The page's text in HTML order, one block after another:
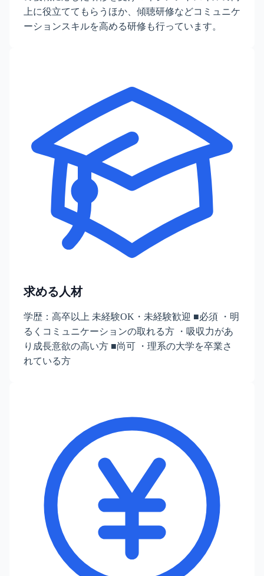
上に役立ててもらうほか、傾聴研修などコミュニケ
ーションスキルを高める研修も行っています。
求める人材
学歴：高卒以上 未経験OK・未経験歓迎 ■必須 ・明
るくコミュニケーションの取れる方 ・吸収力があ
り成長意欲の高い方 ■尚可 ・理系の大学を卒業さ
れている方